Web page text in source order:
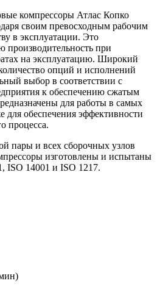
компрессоры Атлас Копко
своим превосходным рабочим
в эксплуатации. Это
производительность при
на эксплуатацию. Широкий
опций и исполнений
выбор в соответствии с
к обеспечению сжатым
для работы в самых
для обеспечения эффективности
процесса.
пары и всех сборочных узлов
изготовлены и испытаны
ISO 14001 и ISO 1217.